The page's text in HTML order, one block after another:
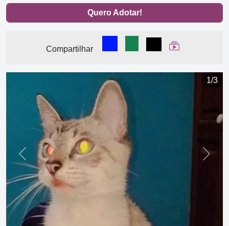
Quero Adotar!
Compartilhar
Compartilhar no Facebook
Compartilhar no
Compartilhar
Ver Web Story
1/3
Previous Next